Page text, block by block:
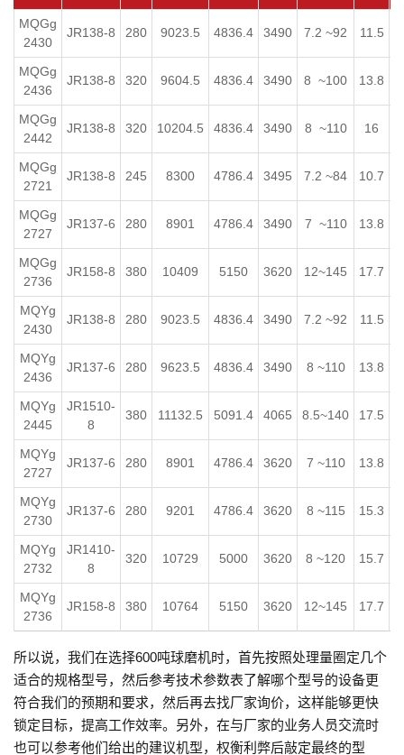
MQGg
2430
JR138-8 280 9023.5 4836.4 3490 7.2 ~92 11.5
MQGg
2436
JR138-8 320 9604.5 4836.4 3490 8 ~100 13.8
MQGg
2442
JR138-8 320 10204.5 4836.4 3490 8 ~110 16
MQGg
2721
JR138-8 245 8300 4786.4 3495 7.2 ~84 10.7
MQGg
2727
JR137-6 280 8901 4786.4 3490 7 ~110 13.8
MQGg
2736
JR158-8 380 10409 5150 3620 12~145 17.7
MQYg
2430
JR138-8 280 9023.5 4836.4 3490 7.2 ~92 11.5
MQYg
2436
JR137-6 280 9623.5 4836.4 3490 8 ~110 13.8
MQYg
2445
JR1510-
8
380 11132.5 5091.4 4065 8.5~140 17.5
MQYg
2727
JR137-6 280 8901 4786.4 3620 7 ~110 13.8
MQYg
2730
JR137-6 280 9201 4786.4 3620 8 ~115 15.3
MQYg
2732
JR1410-
8
320 10729 5000 3620 8 ~120 15.7
MQYg
2736
JR158-8 380 10764 5150 3620 12~145 17.7
所以说，我们在选择600吨球磨机时，首先按照处理量圈定几个
适合的规格型号，然后参考技术参数表了解哪个型号的设备更
符合我们的预期和要求，然后再去找厂家询价，这样能够更快
锁定目标，提高工作效率。另外，在与厂家的业务人员交流时
也可以参考他们给出的建议机型，权衡利弊后敲定最终的型